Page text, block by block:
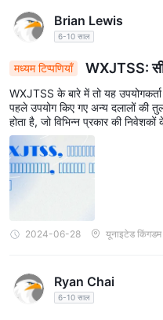
Brian Lewis
6-10 साल
मध्यम टिप्पणियाँ
WXJTSS:
निराश कर सकता है
WXJTSS के बारे में तो यह
पहले उपयोग किए गए अन्य दलालों की
होता है, जो विभिन्न प्रकार की
2024-06-28 यूनाइटेड किंगडम
Ryan Chai
6-10 साल